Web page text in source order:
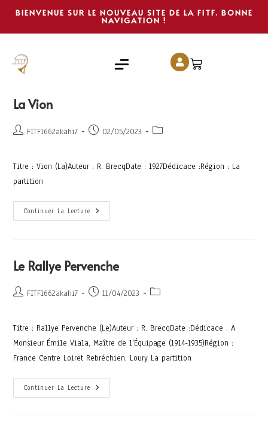
BIENVENUE SUR LE NOUVEAU SITE DE LA FITF. BONNE
NAVIGATION !
La Vion
FITF1662akahi7 02/05/2023
Titre : Vion (La)Auteur : R. BrecqDate : 1927Dédicace :Région : La
partition
Continuer La Lecture
Le Rallye Pervenche
FITF1662akahi7 11/04/2023
Titre : Rallye Pervenche (Le)Auteur : R. BrecqDate :Dédicace : A
Monsieur Émile Viala, Maître de l'Équipage (1914-1935)Région :
France Centre Loiret Rebréchien, Loury La partition
Continuer La Lecture